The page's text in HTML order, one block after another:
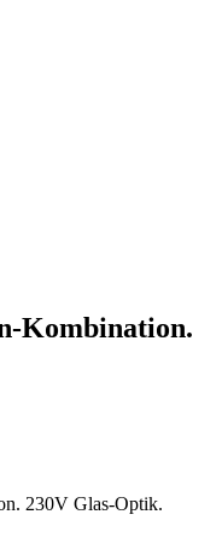
Kombination.